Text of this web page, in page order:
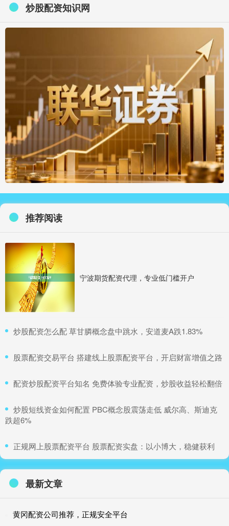
炒股配资知识网
推荐阅读
宁波期货配资代理，专业低门槛开户
​炒股配资怎么配 草甘膦概念盘中跳水，安道麦A跌1.83%
​股票配资交易平台 搭建线上股票配资平台，开启财富增值之路
​配资炒股配资平台知名 免费体验专业配资，炒股收益轻松翻倍
​炒股短线资金如何配置 PBC概念股震荡走低 威尔高、斯迪克
跌超6%
​正规网上股票配资平台 股票配资实盘：以小博大，稳健获利
最新文章
黄冈配资公司推荐，正规安全平台